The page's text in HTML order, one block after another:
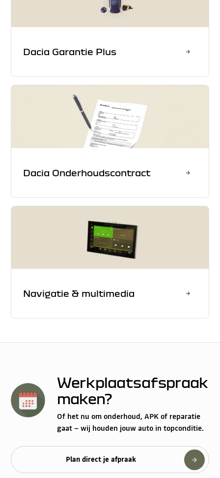
Dacia Garantie Plus
Dacia Onderhoudscontract
Navigatie & multimedia
Werkplaatsafspraak
maken?
Of het nu om onderhoud, APK of reparatie
gaat – wij houden jouw auto in topconditie.
Plan direct je afpraak